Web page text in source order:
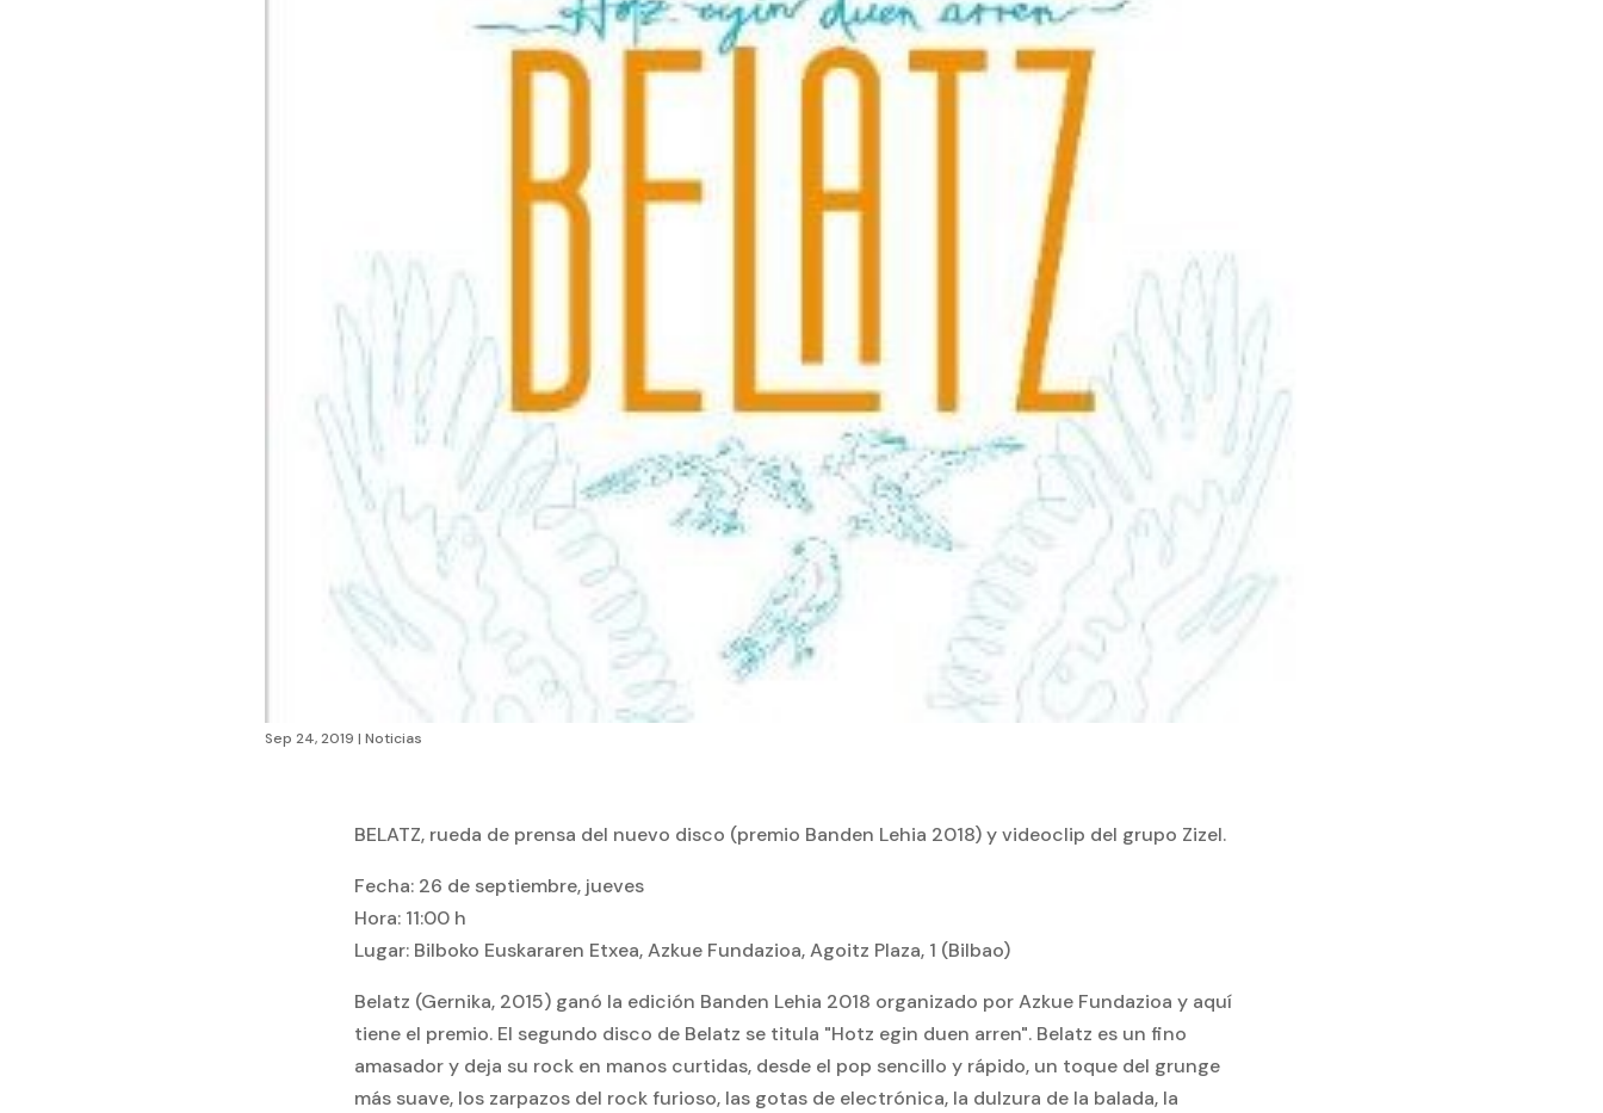
Sep 24, 2019 | Noticias
BELATZ, rueda de prensa del nuevo disco (premio Banden Lehia 2018) y videoclip del grupo Zizel.
Fecha: 26 de septiembre, jueves
Hora: 11:00 h
Lugar: Bilboko Euskararen Etxea, Azkue Fundazioa, Agoitz Plaza, 1 (Bilbao)
Belatz (Gernika, 2015) ganó la edición Banden Lehia 2018 organizado por Azkue Fundazioa y aquí
tiene el premio. El segundo disco de Belatz se titula "Hotz egin duen arren". Belatz es un fino
amasador y deja su rock en manos curtidas, desde el pop sencillo y rápido, un toque del grunge
más suave, los zarpazos del rock furioso, las gotas de electrónica, la dulzura de la balada, la